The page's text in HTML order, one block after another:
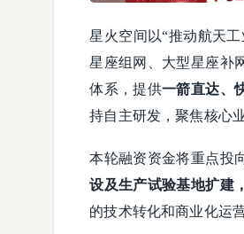
星火空间以“推动航天
星座组网、大型星座补
体系，提供一箭直达、
持自主研发，聚焦核心
本轮融资资金将重点投
设及生产试验基地扩建
的技术转化和商业化运